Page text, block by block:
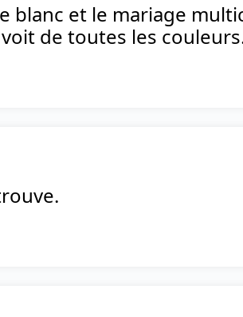
blanc et le mariage
de toutes les